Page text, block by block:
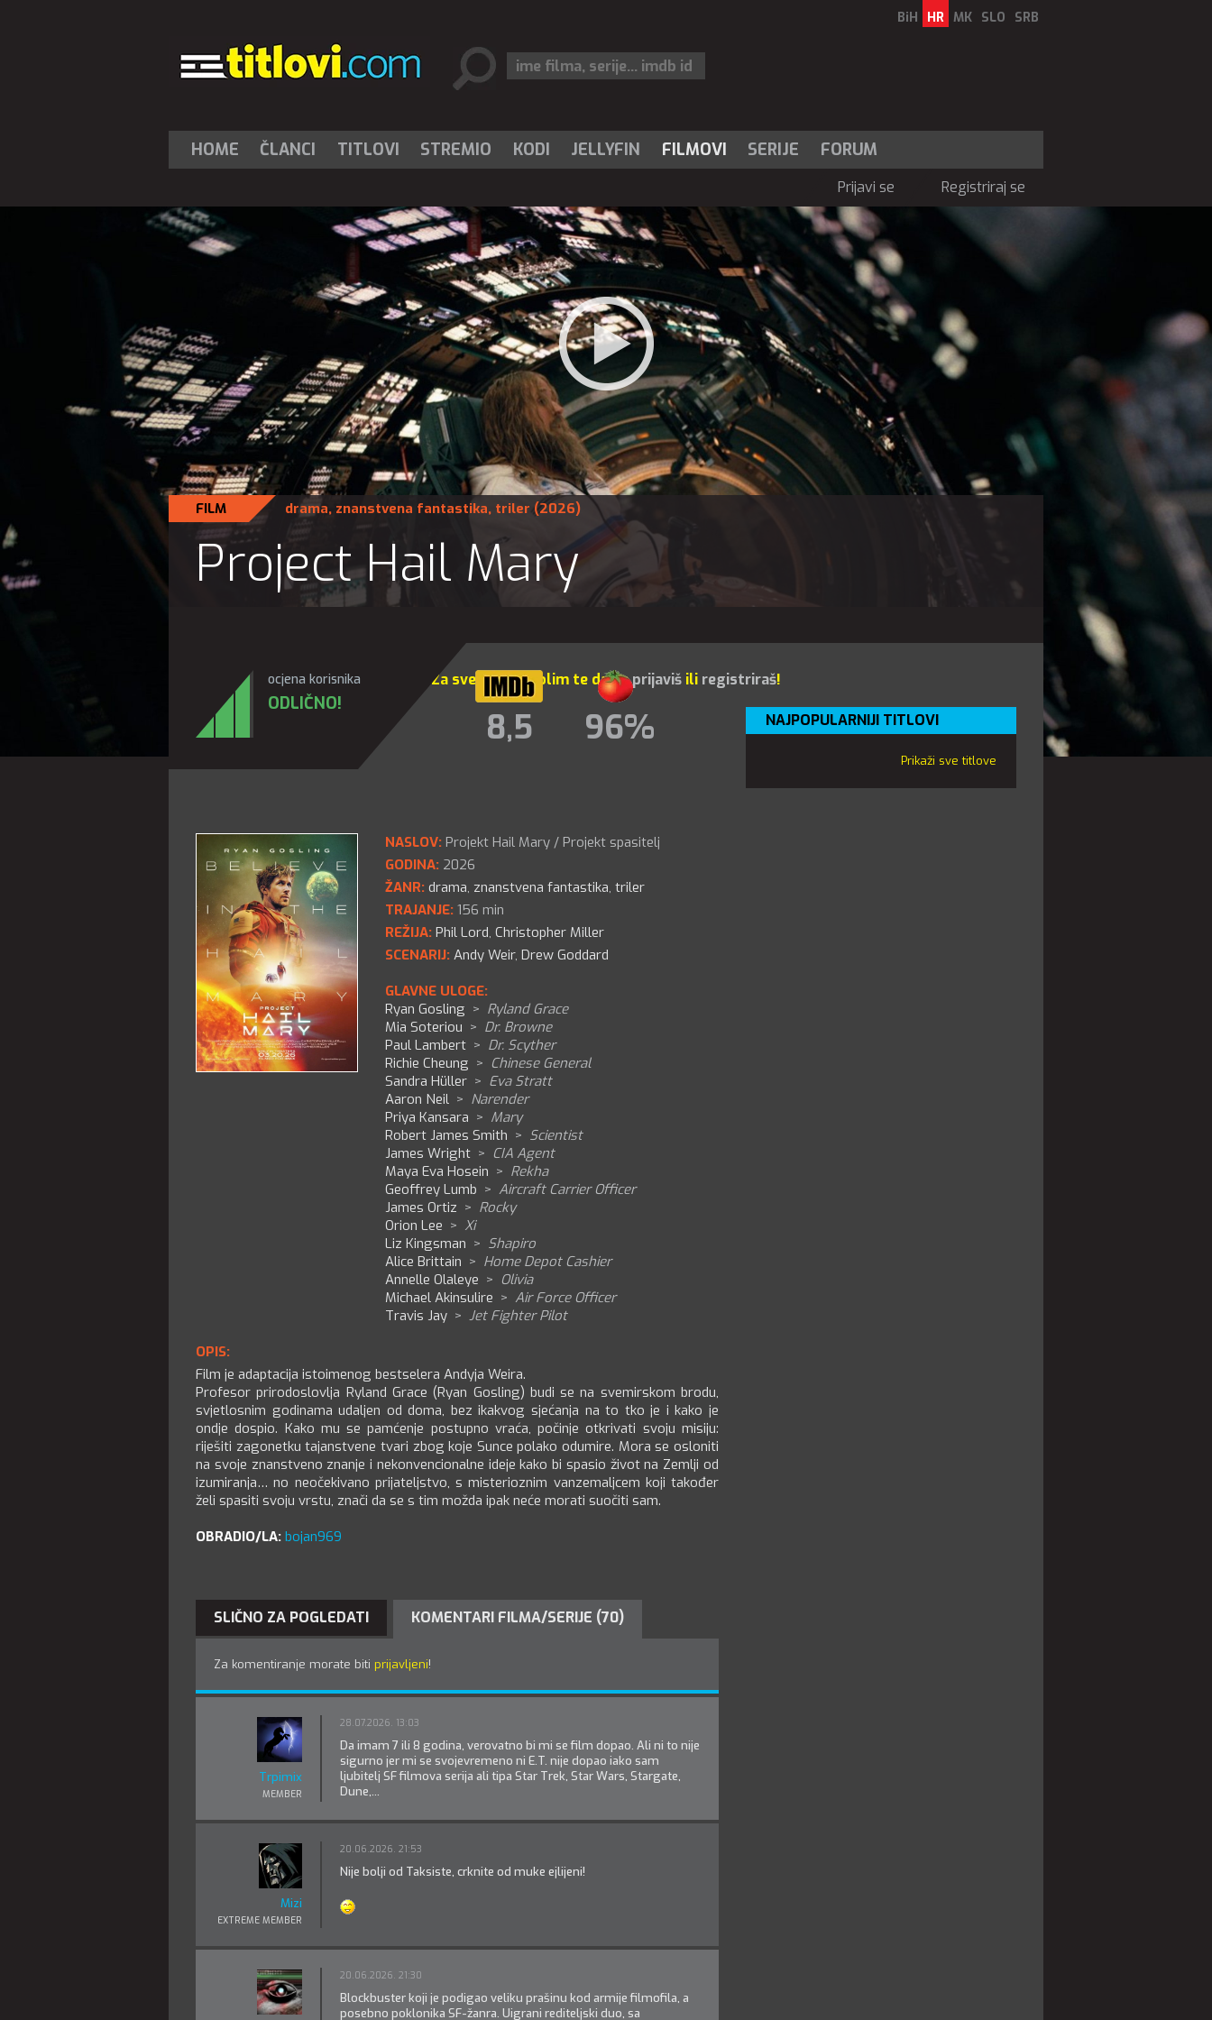
BiH HR MK SLO SRB
HOME ČLANCI TITLOVI STREMIO KODI JELLYFIN FILMOVI SERIJE FORUM
Prijavi se Registriraj se
FILM drama, znanstvena fantastika, triler (2026)
Project Hail Mary
Za sve opcije molim te da seprijaviš ili registriraš!
ocjena korisnika
ODLIČNO!
8,5 96%
NASLOV: Projekt Hail Mary / Projekt spasitelj
GODINA: 2026
ŽANR: drama, znanstvena fantastika, triler
TRAJANJE: 156 min
REŽIJA: Phil Lord, Christopher Miller
SCENARIJ: Andy Weir, Drew Goddard
GLAVNE ULOGE:
Ryan Gosling > Ryland Grace
Mia Soteriou > Dr. Browne
Paul Lambert > Dr. Scyther
Richie Cheung > Chinese General
Sandra Hüller > Eva Stratt
Aaron Neil > Narender
Priya Kansara > Mary
Robert James Smith > Scientist
James Wright > CIA Agent
Maya Eva Hosein > Rekha
Geoffrey Lumb > Aircraft Carrier Officer
James Ortiz > Rocky
Orion Lee > Xi
Liz Kingsman > Shapiro
Alice Brittain > Home Depot Cashier
Annelle Olaleye > Olivia
Michael Akinsulire > Air Force Officer
Travis Jay > Jet Fighter Pilot
OPIS:
Film je adaptacija istoimenog bestselera Andyja Weira.
Profesor prirodoslovlja Ryland Grace (Ryan Gosling) budi se na svemirskom brodu,
svjetlosnim godinama udaljen od doma, bez ikakvog sjećanja na to tko je i kako je
ondje dospio. Kako mu se pamćenje postupno vraća, počinje otkrivati svoju misiju:
riješiti zagonetku tajanstvene tvari zbog koje Sunce polako odumire. Mora se osloniti
na svoje znanstveno znanje i nekonvencionalne ideje kako bi spasio život na Zemlji od
izumiranja… no neočekivano prijateljstvo, s misterioznim vanzemaljcem koji također
želi spasiti svoju vrstu, znači da se s tim možda ipak neće morati suočiti sam.
OBRADIO/LA: bojan969
SLIČNO ZA POGLEDATI KOMENTARI FILMA/SERIJE (70)
Za komentiranje morate biti prijavljeni!
Trpimix
MEMBER
28.07.2026. 13:03
Da imam 7 ili 8 godina, verovatno bi mi se film dopao. Ali ni to nije
sigurno jer mi se svojevremeno ni E.T. nije dopao iako sam
ljubitelj SF filmova serija ali tipa Star Trek, Star Wars, Stargate,
Dune,...
Mizi
EXTREME MEMBER
20.06.2026. 21:53
Nije bolji od Taksiste, crknite od muke ejlijeni!
20.06.2026. 21:30
Blockbuster koji je podigao veliku prašinu kod armije filmofila, a
posebno poklonika SF-žanra. Uigrani rediteljski duo, sa
NAJPOPULARNIJI TITLOVI
Prikaži sve titlove